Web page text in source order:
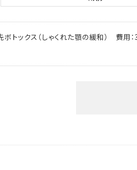
ボトックス（しゃくれた顎の緩和） 費